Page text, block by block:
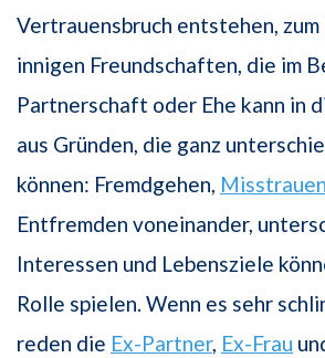
Vertrauensbruch entstehen,
innigen Freundschaften, die im
Partnerschaft oder Ehe kann in
aus Gründen, die ganz
können: Fremdgehen, Misstrauen
Entfremden voneinander,
Interessen und Lebensziele
Rolle spielen. Wenn es sehr
reden die Ex-Partner, Ex-Frau